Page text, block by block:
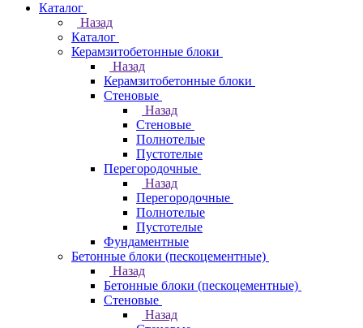
Каталог
Назад
Каталог
Керамзитобетонные блоки
Назад
Керамзитобетонные блоки
Стеновые
Назад
Стеновые
Полнотелые
Пустотелые
Перегородочные
Назад
Перегородочные
Полнотелые
Пустотелые
Фундаментные
Бетонные блоки (пескоцементные)
Назад
Бетонные блоки (пескоцементные)
Стеновые
Назад